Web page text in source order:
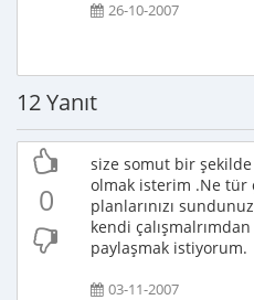
26-10-2007
12 Yanıt
0
size somut bir
olmak isterim .Ne tür
planlarınızı
kendi
paylaşmak istiyorum.
03-11-2007